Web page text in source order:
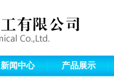
新闻中心 产品展示